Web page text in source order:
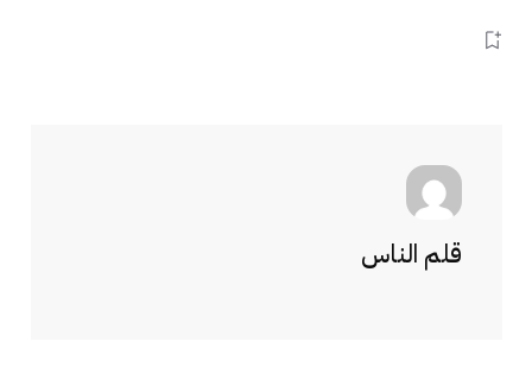
قلم الناس